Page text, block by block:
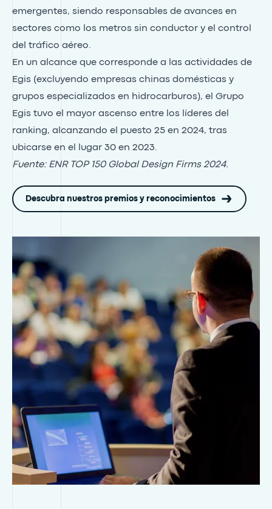
emergentes, siendo responsables de avances en
sectores como los metros sin conductor y el control
del tráfico aéreo.
En un alcance que corresponde a las actividades de
Egis (excluyendo empresas chinas domésticas y
grupos especializados en hidrocarburos), el Grupo
Egis tuvo el mayor ascenso entre los líderes del
ranking, alcanzando el puesto 25 en 2024, tras
ubicarse en el lugar 30 en 2023.
Fuente: ENR TOP 150 Global Design Firms 2024.
Descubra nuestros premios y reconocimientos